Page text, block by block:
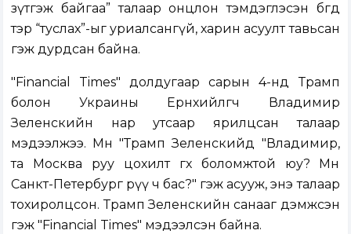
зүтгэж байгаа” талаар онцлон тэмдэглэсэн бөгөөд
тэр “туслах”-ыг уриалсангүй, харин асуулт тавьсан
гэж дурдсан байна.
"Financial Times" долдугаар сарын 4-нд Трамп
болон Украины Ерөнхийлөгч Владимир
Зеленскийн нар утсаар ярилцсан талаар
мэдээлжээ. Мөн "Трамп Зеленскийд "Владимир,
та Москва руу цохилт өгөх боломжтой юу? Мөн
Санкт-Петербург рүү ч бас?" гэж асууж, энэ талаар
тохиролцсон. Трамп Зеленскийн санааг дэмжсэн
гэж "Financial Times" мэдээлсэн байна.